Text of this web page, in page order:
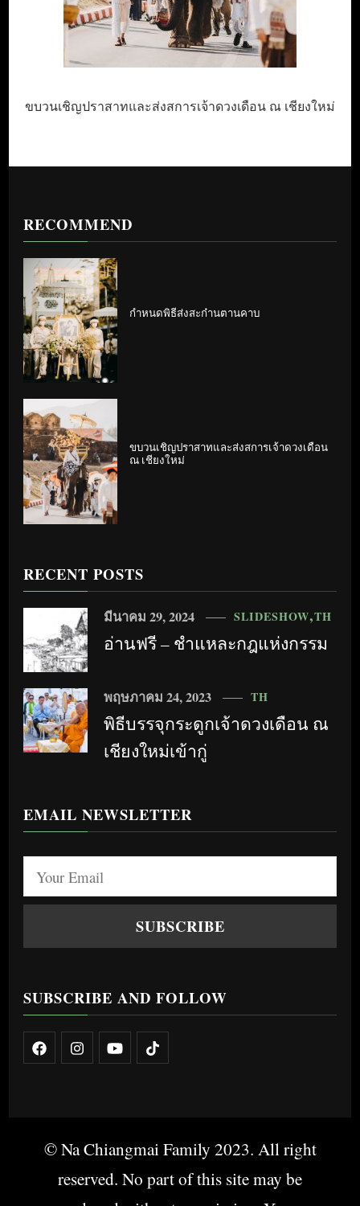
ขบวนเชิญปราสาทและส่งสการเจ้าดวงเดือน ณ เชียงใหม่
RECOMMEND
กำหนดพิธีส่งสะก๋านตานคาบ
ขบวนเชิญปราสาทและส่งสการเจ้าดวงเดือน
ณ เชียงใหม่
RECENT POSTS
SLIDESHOW TH
อ่านฟรี – ชำแหละกฎแห่งกรรม
มีนาคม 29, 2024
TH
พิธีบรรจุกระดูกเจ้าดวงเดือน ณ
เชียงใหม่เข้ากู่
พฤษภาคม 24, 2023
EMAIL NEWSLETTER
SUBSCRIBE AND FOLLOW
© Na Chiangmai Family 2023. All right
reserved. No part of this site may be